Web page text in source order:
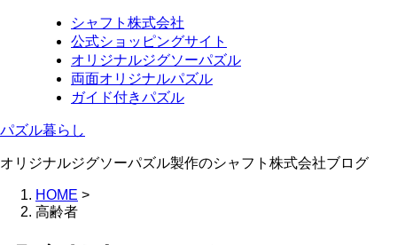
シャフト株式会社
公式ショッピングサイト
オリジナルジグソーパズル
両面オリジナルパズル
ガイド付きパズル
パズル暮らし
オリジナルジグソーパズル製作のシャフト株式会社ブログ
HOME >
高齢者